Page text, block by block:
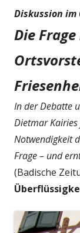
Diskussion
Die
In der Debatte
Dietmar
Notwendigkeit
Frage – und
(Badische